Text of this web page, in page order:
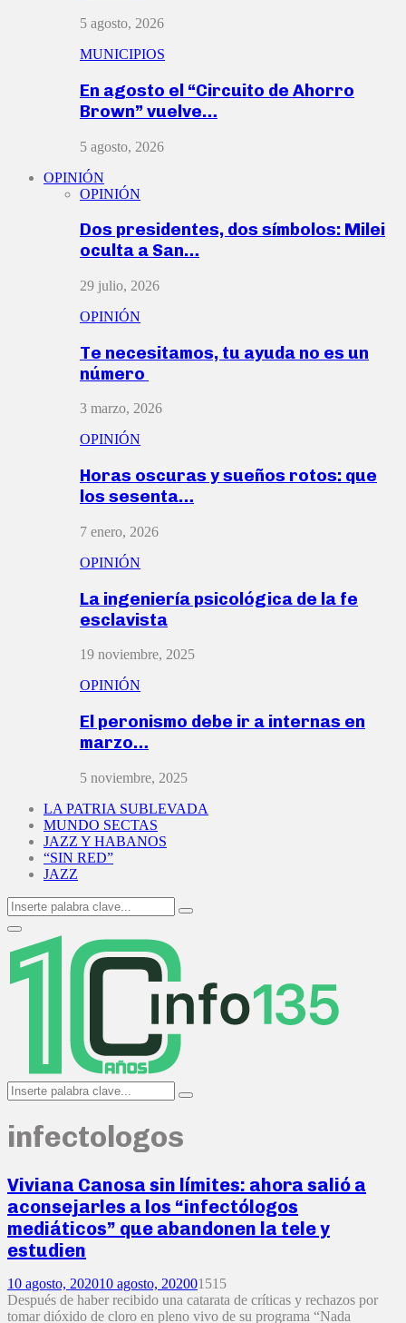
5 agosto, 2026
MUNICIPIOS
En agosto el “Circuito de Ahorro
Brown” vuelve…
5 agosto, 2026
OPINIÓN
OPINIÓN
Dos presidentes, dos símbolos: Milei
oculta a San…
29 julio, 2026
OPINIÓN
Te necesitamos, tu ayuda no es un
número
3 marzo, 2026
OPINIÓN
Horas oscuras y sueños rotos: que
los sesenta…
7 enero, 2026
OPINIÓN
La ingeniería psicológica de la fe
esclavista
19 noviembre, 2025
OPINIÓN
El peronismo debe ir a internas en
marzo…
5 noviembre, 2025
LA PATRIA SUBLEVADA
MUNDO SECTAS
JAZZ Y HABANOS
“SIN RED”
JAZZ
Search
for:
Search
Primary
Menu
Search
for:
Search
infectologos
Viviana Canosa sin límites: ahora salió a
aconsejarles a los “infectólogos
mediáticos” que abandonen la tele y
estudien
10 agosto, 202010 agosto, 202001515
Después de haber recibido una catarata de críticas y rechazos por
tomar dióxido de cloro en pleno vivo de su programa “Nada